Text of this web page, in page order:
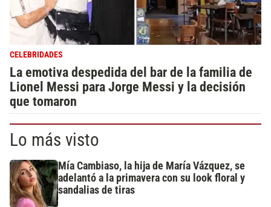
CELEBRIDADES
La emotiva despedida del bar de la familia de
Lionel Messi para Jorge Messi y la decisión
que tomaron
Lo más visto
Mía Cambiaso, la hija de María Vázquez, se
adelantó a la primavera con su look floral y
sandalias de tiras